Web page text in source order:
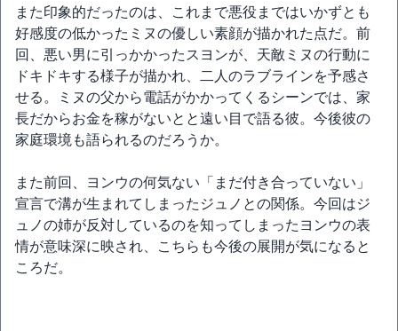
また印象的だったのは、これまで悪役まではいかずとも
好感度の低かったミヌの優しい素顔が描かれた点だ。前
回、悪い男に引っかかったスヨンが、天敵ミヌの行動に
ドキドキする様子が描かれ、二人のラブラインを予感さ
せる。ミヌの父から電話がかかってくるシーンでは、家
長だからお金を稼がないとと遠い目で語る彼。今後彼の
家庭環境も語られるのだろうか。
また前回、ヨンウの何気ない「まだ付き合っていない」
宣言で溝が生まれてしまったジュノとの関係。今回はジ
ュノの姉が反対しているのを知ってしまったヨンウの表
情が意味深に映され、こちらも今後の展開が気になると
ころだ。